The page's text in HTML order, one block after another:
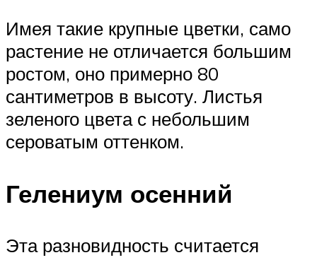
Имея такие крупные цветки, само
растение не отличается большим
ростом, оно примерно 80
сантиметров в высоту. Листья
зеленого цвета с небольшим
сероватым оттенком.
Гелениум осенний
Эта разновидность считается